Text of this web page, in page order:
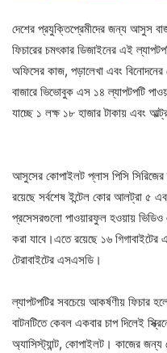
দেশের প্রযুক্তিপ্রেমীদের জন্য আসুস
ফিচারের চমৎকার ডিজাইনের এই
অফিসের কাজ, পড়ালেখা এবং বিনোদনের
বাজারে ভিভোবুক এস ১৪ ল্যাপটপটি
যাচ্ছে ১ লক্ষ ১৮ হাজার টাকায় এবং
আসুসের কোপাইলট প্লাস পিসি
রয়েছে সর্বশেষ ইন্টেল কোর আলট্রা ৫
প্রসেসরগুলো পাওয়ারফুল হওয়ায় ভিডিও
করা যাবে।এতে রয়েছে ১৬
টেরাবাইটের এসএসডি।
ল্যাপটপটির সবচেয়ে আকর্ষণীয় ফিচার
বাটনটিতে কেবল একবার চাপ দিলেই
অ্যাসিস্ট্যান্ট, কোপাইলট। কাজের জন্য